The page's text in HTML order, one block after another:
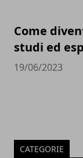
Come
studi ed
19/06/2023
CATEGORIE